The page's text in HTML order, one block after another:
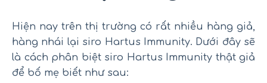
Hiện nay trên thị trường có rất nhiều hàng giả,
hàng nhái lại siro Hartus Immunity. Dưới đây sẽ
là cách phân biệt siro Hartus Immunity thật giả
để bố mẹ biết như sau: